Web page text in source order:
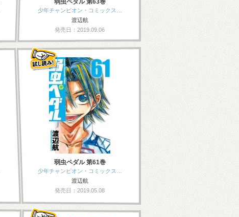
弱虫ペダル 第63巻
少年チャンピオン・コミックス…
渡辺航
発売日：2019.09.06
弱虫ペダル 第61巻
少年チャンピオン・コミックス…
渡辺航
発売日：2019.05.08